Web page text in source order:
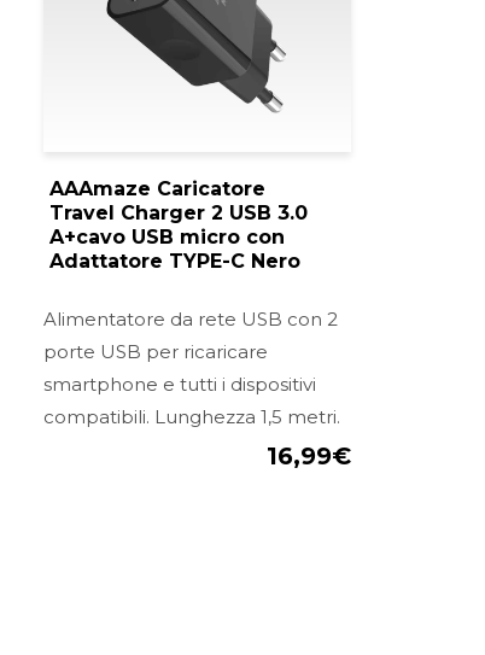
AAAmaze Caricatore
Travel Charger 2 USB 3.0
A+cavo USB micro con
Adattatore TYPE-C Nero
Alimentatore da rete USB con 2
porte USB per ricaricare
smartphone e tutti i dispositivi
compatibili. Lunghezza 1,5 metri.
16,99€